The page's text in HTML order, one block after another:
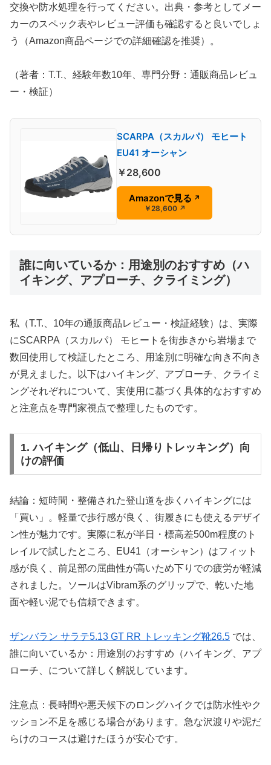
交換や防水処理を行ってください。出典・参考としてメー
カーのスペック表やレビュー評価も確認すると良いでしょ
う（Amazon商品ページでの詳細確認を推奨）。
（著者：T.T.、経験年数10年、専門分野：通販商品レビュ
ー・検証）
SCARPA（スカルパ） モヒート
EU41 オーシャン
￥28,600
Amazonで見る ↗
￥28,600 ↗
誰に向いているか：用途別のおすすめ（ハ
イキング、アプローチ、クライミング）
私（T.T.、10年の通販商品レビュー・検証経験）は、実際
にSCARPA（スカルパ） モヒートを街歩きから岩場まで
数回使用して検証したところ、用途別に明確な向き不向き
が見えました。以下はハイキング、アプローチ、クライミ
ングそれぞれについて、実使用に基づく具体的なおすすめ
と注意点を専門家視点で整理したものです。
1. ハイキング（低山、日帰りトレッキング）向
けの評価
結論：短時間・整備された登山道を歩くハイキングには
「買い」。軽量で歩行感が良く、街履きにも使えるデザイ
ン性が魅力です。実際に私が半日・標高差500m程度のト
レイルで試したところ、EU41（オーシャン）はフィット
感が良く、前足部の屈曲性が高いため下りでの疲労が軽減
されました。ソールはVibram系のグリップで、乾いた地
面や軽い泥でも信頼できます。
ザンバラン サラテ5.13 GT RR トレッキング靴26.5 では、
誰に向いているか：用途別のおすすめ（ハイキング、アプ
ローチ、について詳しく解説しています。
注意点：長時間や悪天候下のロングハイクでは防水性やク
ッション不足を感じる場合があります。急な沢渡りや泥だ
らけのコースは避けたほうが安心です。